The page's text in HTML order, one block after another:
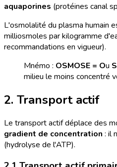
aquaporines (protéines canal
L'osmolalité du plasma humain
milliosmoles par kilogramme
recommandations en vigueur).
Mnémo : OSMOSE = Ou S
milieu le moins concentré
2. Transport actif
Le transport actif déplace des
gradient de concentration : il
(hydrolyse de l'ATP).